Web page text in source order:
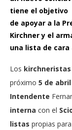
tiene el objetivo
de apoyar a la
Kirchner y el
una lista de
Los
próximo 5 de abril
Intendente
interna con el
listas propias